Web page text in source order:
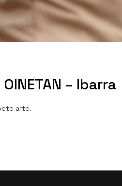
OINETAN – Ibarra
arte.